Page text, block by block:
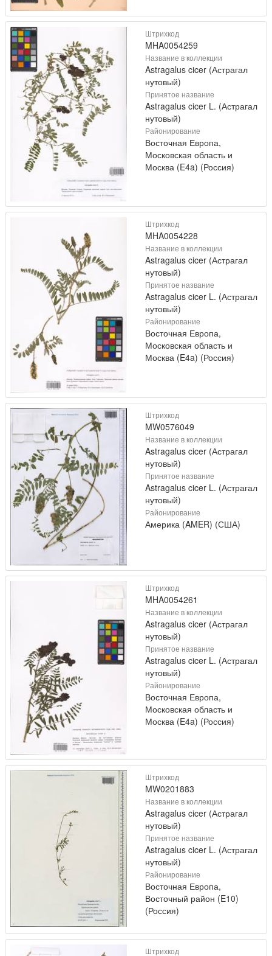
Штрихкод
MHA0054259
Название в коллекции
Astragalus cicer (Астрагал
нутовый)
Принятое название
Astragalus cicer L. (Астрагал
нутовый)
Районирование
Восточная Европа,
Московская область и
Москва (E4a) (Россия)
Штрихкод
MHA0054228
Название в коллекции
Astragalus cicer (Астрагал
нутовый)
Принятое название
Astragalus cicer L. (Астрагал
нутовый)
Районирование
Восточная Европа,
Московская область и
Москва (E4a) (Россия)
Штрихкод
MW0576049
Название в коллекции
Astragalus cicer (Астрагал
нутовый)
Принятое название
Astragalus cicer L. (Астрагал
нутовый)
Районирование
Америка (AMER) (США)
Штрихкод
MHA0054261
Название в коллекции
Astragalus cicer (Астрагал
нутовый)
Принятое название
Astragalus cicer L. (Астрагал
нутовый)
Районирование
Восточная Европа,
Московская область и
Москва (E4a) (Россия)
Штрихкод
MW0201883
Название в коллекции
Astragalus cicer (Астрагал
нутовый)
Принятое название
Astragalus cicer L. (Астрагал
нутовый)
Районирование
Восточная Европа,
Восточный район (E10)
(Россия)
Штрихкод